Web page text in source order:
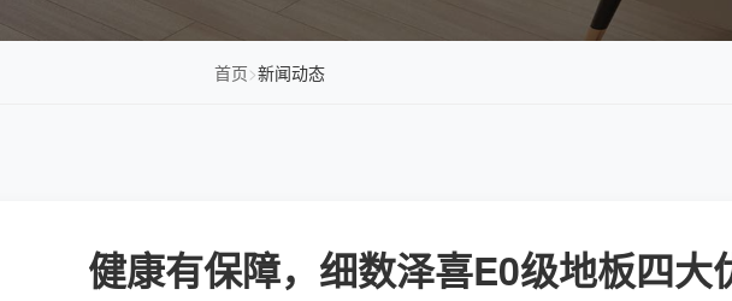
首页>新闻动态
健康有保障，细数泽喜E0级地板四大